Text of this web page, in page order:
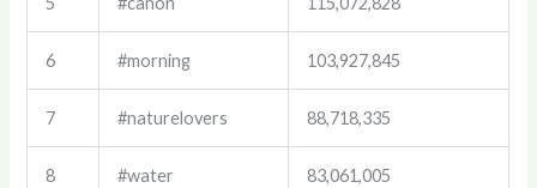
6 #morning 103,927,845
7 #naturelovers 88,718,335
8 #water 83,061,005